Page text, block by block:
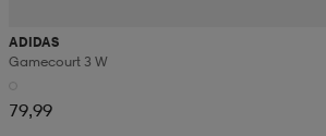
ADIDAS
Gamecourt 3 W
79,99